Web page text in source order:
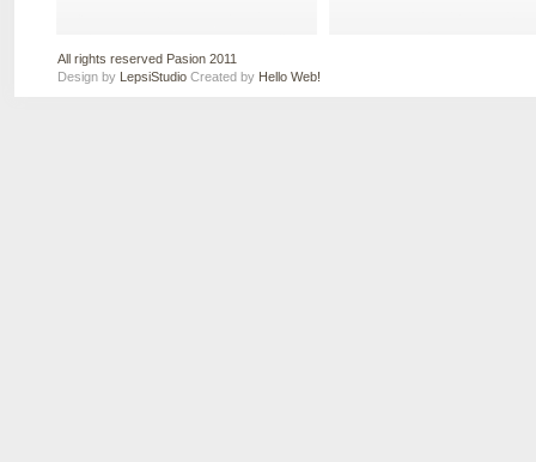
All rights reserved Pasion 2011
Design by LepsiStudio Created by Hello Web!